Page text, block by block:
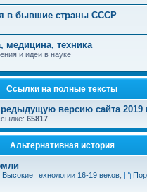
в бывшие страны СССР
медицина, техника
и идеи в науке
Ссылки на полные тексты
версию сайта 2019
65817
Альтернативная история
Высокие технологии 16-19 веков,